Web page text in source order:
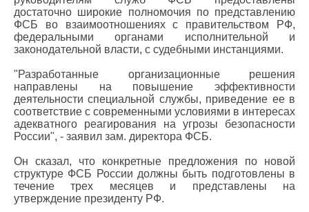
достаточно широкие полномочия по представлению
ФСБ во взаимоотношениях с правительством РФ,
федеральными органами исполнительной и
законодательной власти, с судебными инстанциями.
"Разработанные организационные решения
направлены на повышение эффективности
деятельности специальной службы, приведение ее в
соответствие с современными условиями в интересах
адекватного реагирования на угрозы безопасности
России", - заявил зам. директора ФСБ.
Он сказал, что конкретные предложения по новой
структуре ФСБ России должны быть подготовлены в
течение трех месяцев и представлены на
утверждение президенту РФ.